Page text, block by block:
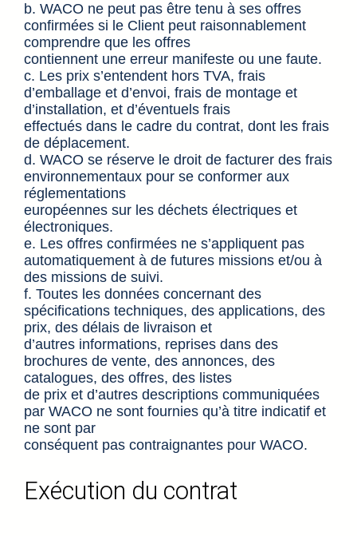
b. WACO ne peut pas être tenu à ses offres
confirmées si le Client peut raisonnablement
comprendre que les offres
contiennent une erreur manifeste ou une faute.
c. Les prix s’entendent hors TVA, frais
d’emballage et d’envoi, frais de montage et
d’installation, et d’éventuels frais
effectués dans le cadre du contrat, dont les frais
de déplacement.
d. WACO se réserve le droit de facturer des frais
environnementaux pour se conformer aux
réglementations
européennes sur les déchets électriques et
électroniques.
e. Les offres confirmées ne s’appliquent pas
automatiquement à de futures missions et/ou à
des missions de suivi.
f. Toutes les données concernant des
spécifications techniques, des applications, des
prix, des délais de livraison et
d’autres informations, reprises dans des
brochures de vente, des annonces, des
catalogues, des offres, des listes
de prix et d’autres descriptions communiquées
par WACO ne sont fournies qu’à titre indicatif et
ne sont par
conséquent pas contraignantes pour WACO.
Exécution du contrat